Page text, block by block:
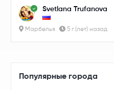
Svetlana Trufanova
Марбелья 5 г.(лет) назад
Популярные города